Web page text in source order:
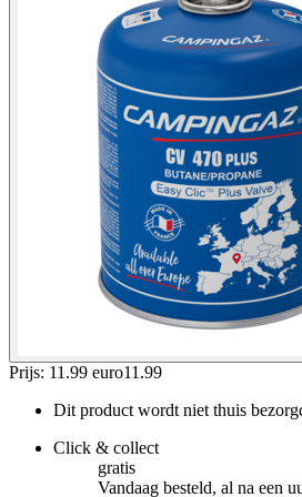
Prijs: 11.99 euro11 .99
Dit product wordt niet thuis
Click & collect
gratis
Vandaag besteld, al na een